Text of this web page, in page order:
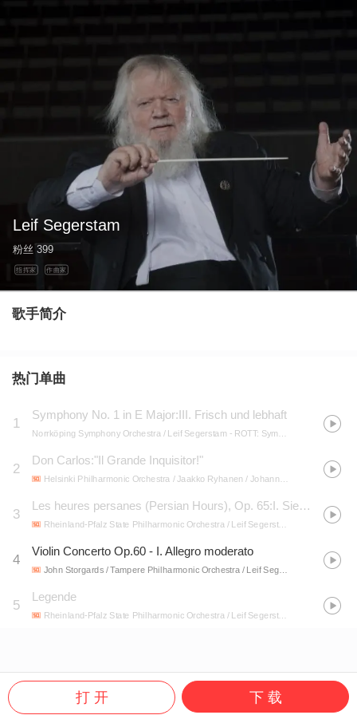
Leif Segerstam
粉丝 399
指挥家 作曲家
歌手简介
热门单曲
1
Symphony No. 1 in E Major:III. Frisch und lebhaft
Norrköping Symphony Orchestra / Leif Segerstam - ROTT: Symphony in E Major
2
Don Carlos:"Il Grande Inquisitor!"
Helsinki Philharmonic Orchestra / Jaakko Ryhanen / Johann Tilli / Leif Segerstam / Matti Salminen
3
Les heures persanes (Persian Hours), Op. 65:I. Sieste, avant le depart
Rheinland-Pfalz State Philharmonic Orchestra / Leif Segerstam - KOECHLIN:
4
Violin Concerto Op.60 - I. Allegro moderato
John Storgards / Tampere Philharmonic Orchestra / Leif Segerstam - Erkki
5
Legende
Rheinland-Pfalz State Philharmonic Orchestra / Leif Segerstam - DEBUSSY-
打 开 下 载